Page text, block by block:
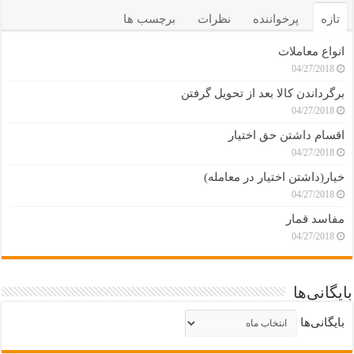
تازه پرخواننده نظرات برچسب ها
انواع معاملات
04/27/2018
برگرداندن کالا بعد از تحویل گرفتن
04/27/2018
اقسام داشتن حق اختیار
04/27/2018
خیار(داشتن اختیار در معامله)
04/27/2018
مفاسد قمار
04/27/2018
بایگانی‌ها
بایگانی‌ها